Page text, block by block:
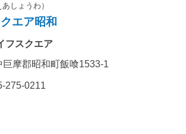
しょうわ）
エア昭和
フスクエア
摩郡昭和町飯喰1533-1
275-0211